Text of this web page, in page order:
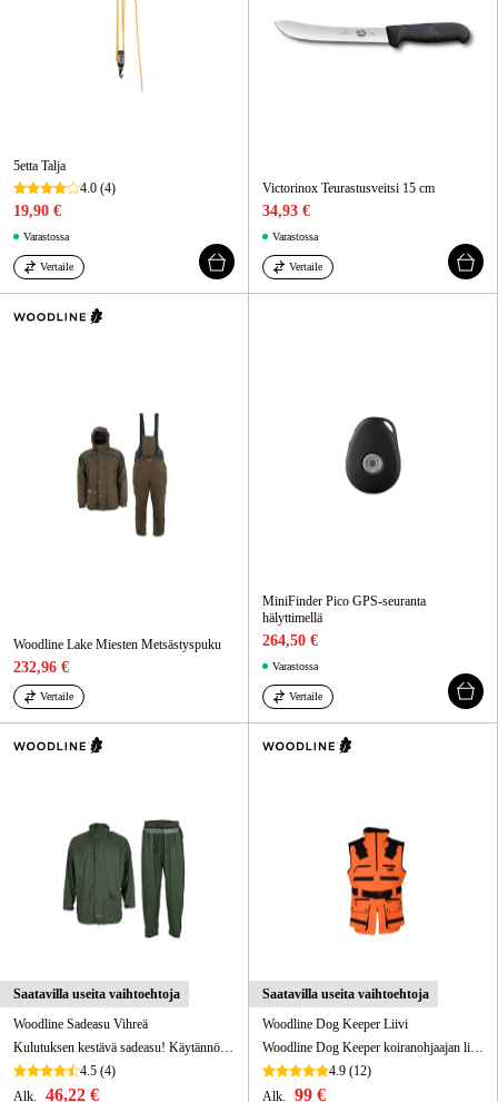
5etta Talja
4.0 (4)
19,90 €
Varastossa
Vertaile
Victorinox Teurastusveitsi 15 cm
34,93 €
Varastossa
Vertaile
Woodline Lake Miesten Metsästyspuku
232,96 €
Vertaile
MiniFinder Pico GPS-seuranta
hälyttimellä
264,50 €
Varastossa
Vertaile
Saatavilla useita vaihtoehtoja
Woodline Sadeasu Vihreä
Kulutuksen kestävä sadeasu! Käytännöllinen sadetakki, jossa on vetoketju ja painonapit sekä säädettävät hihansuut. Housuissa säädettävät lahkeet. Unisex sadeasu.
4.5 (4)
Alk.
46,22 €
Saatavilla useita vaihtoehtoja
Woodline Dog Keeper Liivi
Woodline Dog Keeper koiranohjaajan liivi metsästykseen. Mustat heijastinnauhat, GPS-pidike ja kestävä canvas-materiaali M-TEC-kalvolla. 100% tuulen- ja vedenpitävä.
4.9 (12)
Alk.
99 €